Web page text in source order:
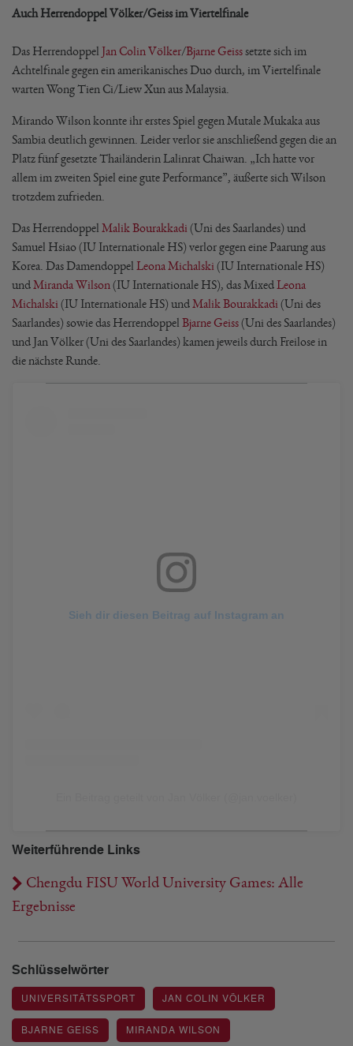
Auch Herrendoppel Völker/Geiss im Viertelfinale
Das Herrendoppel Jan Colin Völker/Bjarne Geisssetzte sich im
Achtelfinale gegen ein amerikanisches Duo durch, im Viertelfinale
warten Wong Tien Ci/Liew Xun aus Malaysia.
Mirando Wilson konnte ihr erstes Spiel gegen Mutale Mukaka aus
Sambia deutlich gewinnen. Leider verlor sie anschließend gegen die an
Platz fünf gesetzte Thailänderin Lalinrat Chaiwan. „Ich hatte vor
allem im zweiten Spiel eine gute Performance”, äußerte sich Wilson
trotzdem zufrieden.
Das Herrendoppel Malik Bourakkadi (Uni des Saarlandes) und
Samuel Hsiao (IU Internationale HS) verlor gegen eine Paarung aus
Korea. Das Damendoppel Leona Michalski (IU Internationale HS)
undMiranda Wilson (IU Internationale HS), das Mixed Leona
Michalski (IU Internationale HS) undMalik Bourakkadi (Uni des
Saarlandes) sowie das Herrendoppel Bjarne Geiss(Uni des Saarlandes)
und Jan Völker (Uni des Saarlandes) kamen jeweils durch Freilose in
die nächste Runde.
Sieh dir diesen Beitrag auf Instagram an
Weiterführende Links
Chengdu FISU World University Games: Alle
Ergebnisse
Schlüsselwörter
UNIVERSITÄTSSPORT JAN COLIN VÖLKER
BJARNE GEISS MIRANDA WILSON